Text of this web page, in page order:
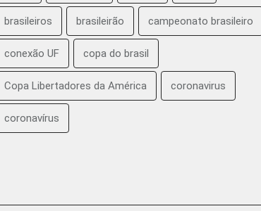
brasileiros brasileirão campeonato brasileiro
conexão UF copa do brasil
Copa Libertadores da América coronavirus
coronavírus